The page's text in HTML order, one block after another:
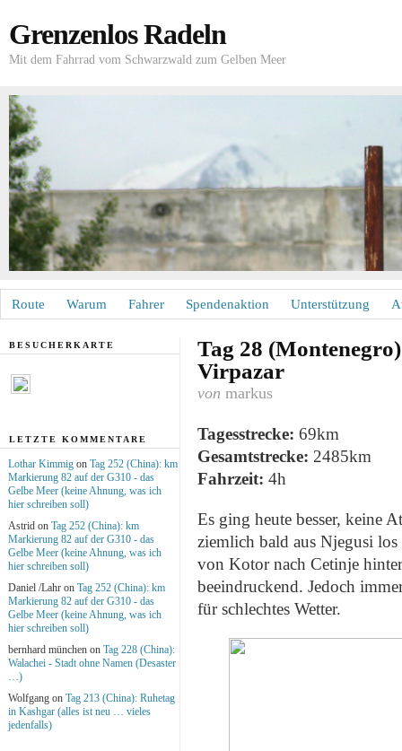
Grenzenlos Radeln
Mit dem Fahrrad vom Schwarzwald zum Gelben Meer
Route Warum Fahrer Spendenaktion Unterstützung
Tag 28
Virpazar
von markus
Tagesstrecke: 69km
Gesamtstrecke: 2485km
Fahrzeit: 4h
Es ging heute besser, keine
ziemlich bald aus Njegusi
von Kotor nach Cetinje
beeindruckend. Jedoch
für schlechtes Wetter.
BESUCHERKARTE
LETZTE KOMMENTARE
Lothar Kimmig on Tag 252 (China): km
Markierung 82 auf der G310 - das
Gelbe Meer (keine Ahnung, was ich
hier schreiben soll)
Astrid on Tag 252 (China): km
Markierung 82 auf der G310 - das
Gelbe Meer (keine Ahnung, was ich
hier schreiben soll)
Daniel /Lahr on Tag 252 (China): km
Markierung 82 auf der G310 - das
Gelbe Meer (keine Ahnung, was ich
hier schreiben soll)
bernhard münchen on Tag 228 (China):
Walachei - Stadt ohne Namen (Desaster
…)
Wolfgang on Tag 213 (China): Ruhetag
in Kashgar (alles ist neu … vieles
jedenfalls)